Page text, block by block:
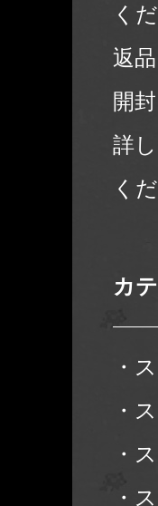
く
返
開
詳
く
カ
・
・
・
・